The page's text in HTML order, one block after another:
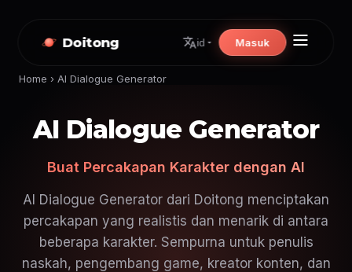
Doitong id Masuk
Home › AI Dialogue Generator
AI Dialogue Generator
Buat Percakapan Karakter dengan AI
AI Dialogue Generator dari Doitong menciptakan
percakapan yang realistis dan menarik di antara
beberapa karakter. Sempurna untuk penulis
naskah, pengembang game, kreator konten, dan